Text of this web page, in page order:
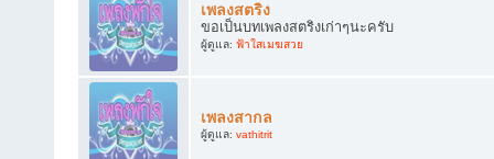
เพลงสตริง
ขอเป็นบทเพลงสตริงเก่าๆนะครับ
ผู้ดูแล: ฟ้าใสเมฆสวย
เพลงสากล
ผู้ดูแล: vathitrit